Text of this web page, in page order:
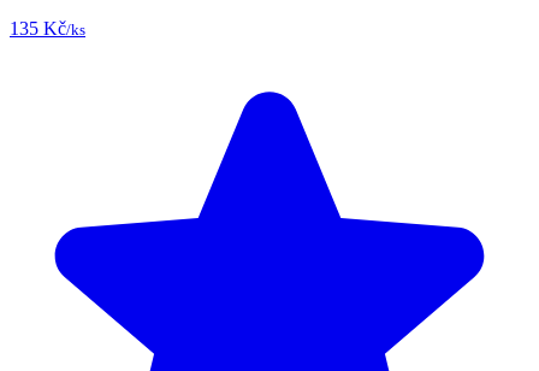
135 Kč/ks